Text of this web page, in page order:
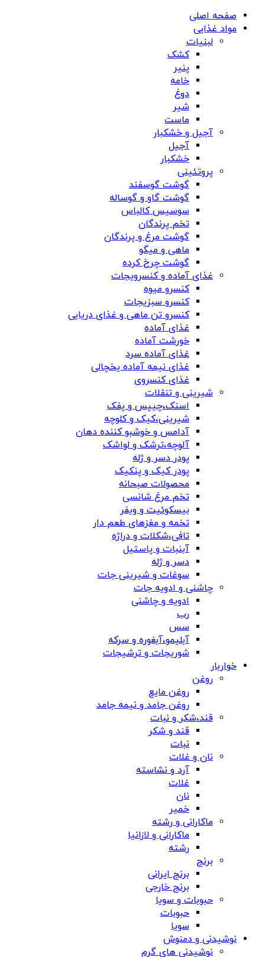
صفحه اصلی
مواد غذایی
لبنیات
کشک
پنیر
خامه
دوغ
شیر
ماست
آجیل و خشکبار
آجیل
خشکبار
پروتئینی
گوشت گوسفند
گوشت گاو و گوساله
سوسیس کالباس
تخم پرندگان
گوشت مرغ و پرندگان
ماهی و میگو
گوشت چرخ کرده
غذای آماده و کنسرویجات
کنسرو میوه
کنسرو سبزیجات
کنسرو تن ماهی و غذای دریایی
غذای آماده
خورشت آماده
غذای آماده سرد
غذای نیمه آماده یخچالی
غذای کنسروی
شیرینی و تنقلات
اسنک،چیپس و پفک
شیرینی،کیک و کلوچه
آدامس و خوشبو کننده دهان
آلوچه،ترشک و لواشک
پودر دسر و ژله
پودر کیک و پنکیک
محصولات صبحانه
تخم مرغ شانسی
بیسکوئیت و ویفر
تخمه و مغزهای طعم دار
تافی،شکلات و دراژه
آبنبات و پاستیل
دسر و ژله
سوغات و شیرینی جات
چاشنی و ادویه جات
ادویه و چاشنی
رب
سس
آبلیمو،آبغوره و سرکه
شوریجات و ترشیجات
خواربار
روغن
روغن مایع
روغن جامد و نیمه جامد
قند،شکر و نبات
قند و شکر
نبات
نان و غلات
آرد و نشاسته
غلات
نان
خمیر
ماکارانی و رشته
ماکارانی و لازانیا
رشته
برنج
برنج ایرانی
برنج خارجی
حبوبات و سویا
حبوبات
سویا
نوشیدنی و دمنوش
نوشیدنی های گرم